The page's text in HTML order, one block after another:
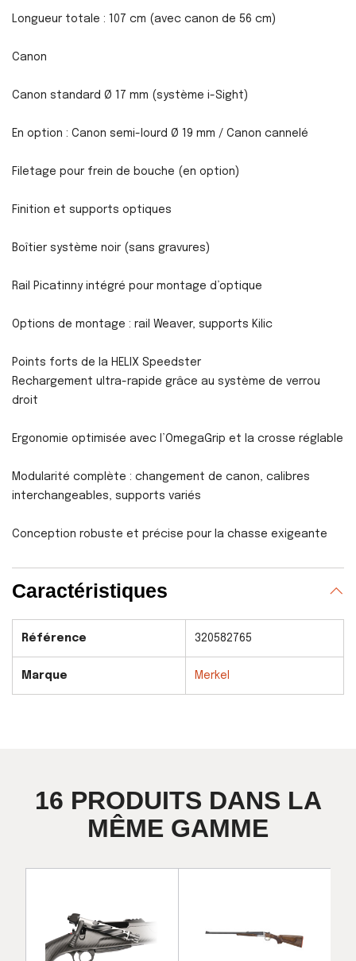
Longueur totale : 107 cm (avec canon de 56 cm)
Canon
Canon standard Ø 17 mm (système i-Sight)
En option : Canon semi-lourd Ø 19 mm / Canon cannelé
Filetage pour frein de bouche (en option)
Finition et supports optiques
Boîtier système noir (sans gravures)
Rail Picatinny intégré pour montage d’optique
Options de montage : rail Weaver, supports Kilic
Points forts de la HELIX Speedster
Rechargement ultra-rapide grâce au système de verrou
droit
Ergonomie optimisée avec l’OmegaGrip et la crosse réglable
Modularité complète : changement de canon, calibres
interchangeables, supports variés
Conception robuste et précise pour la chasse exigeante
Caractéristiques
Référence 320582765
Marque Merkel
16 PRODUITS DANS LA
MÊME GAMME